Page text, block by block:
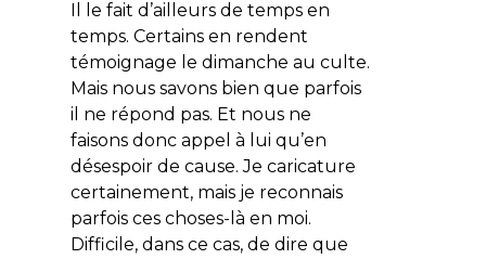
Il le fait d’ailleurs de temps en
temps. Certains en rendent
témoignage le dimanche au culte.
Mais nous savons bien que parfois
il ne répond pas. Et nous ne
faisons donc appel à lui qu’en
désespoir de cause. Je caricature
certainement, mais je reconnais
parfois ces choses-là en moi.
Difficile, dans ce cas, de dire que